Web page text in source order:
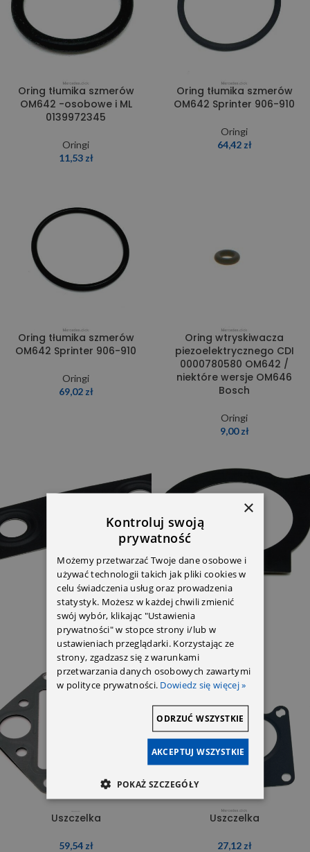
Oring tłumika szmerów
OM642 -osobowe i ML
0139972345
Oringi
11,53 zł
Oring tłumika szmerów
OM642 Sprinter 906-910
Oringi
64,42 zł
Oring tłumika szmerów
OM642 Sprinter 906-910
Oringi
69,02 zł
Oring wtryskiwacza
piezoelektrycznego CDI
0000780580 OM642 /
niektóre wersje OM646
Bosch
Oringi
9,00zł
Uszczelka
28,19zł
Uszczelka
59,54 zł
Uszczelka
27,12 zł
×
Kontroluj swoją
prywatność
Możemy przetwarzać Twoje dane osobowe i
używać technologii takich jak pliki cookies w
celu świadczenia usług oraz prowadzenia
statystyk. Możesz w każdej chwili zmienić
swój wybór, klikając "Ustawienia
prywatności" w stopce strony i/lub w
ustawieniach przeglądarki. Korzystając ze
strony, zgadzasz się z warunkami
przetwarzania danych osobowych zawartymi
w polityce prywatności. Dowiedz się więcej »
AKCEPTUJ WSZYSTKIE
ODRZUĆ WSZYSTKIE
POKAŻ SZCZEGÓŁY